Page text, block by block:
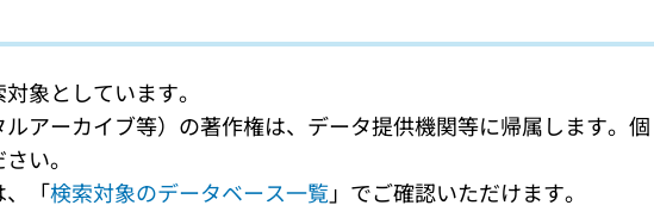
象としています。
アーカイブ等）の著作権は、データ提供機関等に帰属します。
い。
、「検索対象のデータベース一覧」でご確認いただけます。